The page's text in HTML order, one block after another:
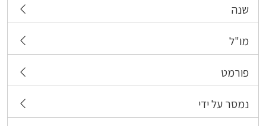
שנה
מו"ל
פורמט
נמסר על ידי